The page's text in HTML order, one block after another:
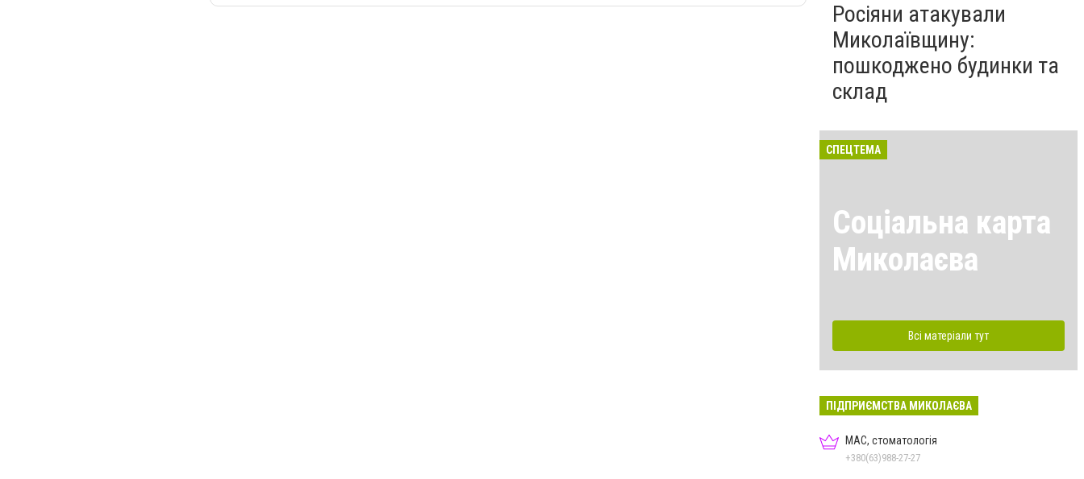
Росіяни атакували
Миколаївщину:
пошкоджено будинки та
склад
СПЕЦТЕМА
Соціальна карта
Миколаєва
Всі матеріали тут
ПІДПРИЄМСТВА МИКОЛАЄВА
МАС, стоматологія
+380(63)988-27-27